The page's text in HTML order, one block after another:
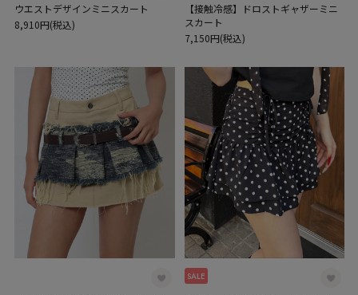
ウエストデザインミニスカート
8,910円(税込)
【接触冷感】ドロストギャザーミニ
スカート
7,150円(税込)
SALE